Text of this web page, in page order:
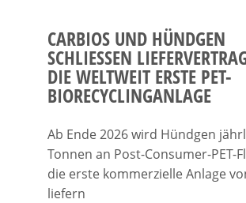
CARBIOS UND HÜNDGEN
SCHLIESSEN LIEFERVERTRAG
IE WELTWEIT ERSTE PET-B
IORECYCLINGANLAGE
Ab Ende 2026 wird Hündgen
Tonnen an Post-Consumer-PET-
die erste kommerzielle Anlage
liefern